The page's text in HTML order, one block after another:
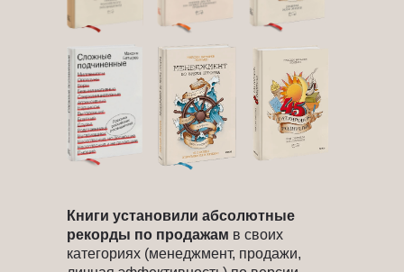
Книги установили абсолютные
рекорды по продажам в своих
категориях (менеджмент, продажи,